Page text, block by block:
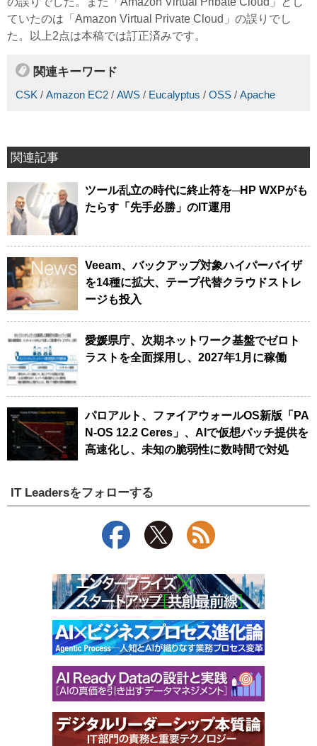
ていたのは「Amazon Virtual Private Cloud」の誤りでし
た。以上2点は本稿では訂正済みです。
関連キーワード
CSK / Amazon EC2 / AWS / Eucalyptus / OSS / Apache
関連記事
ツール乱立の時代に終止符を─HP WXPがも
たらす「先手必勝」のIT運用
Veeam、バックアップ対象ハイパーバイザ
を14種に拡大、テープ代替クラウドストレ
ージも投入
愛媛県庁、次期ネットワーク基盤でゼロト
ラストを全面採用し、2027年1月に稼働
パロアルト、ファイアウォールOS新版「PA
N-OS 12.2 Ceres」、AIで仮想パッチ提供を
高速化し、未知の脆弱性に数時間で対処
IT Leadersをフォローする